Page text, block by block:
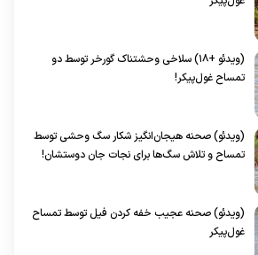
(ویدئو +۱۸) سلاخی وحشتناک گورخر توسط دو
تمساح غول‌پیکر!
(ویدئو) صحنه هیجان‌انگیز شکار سگ وحشی توسط
تمساح و تلاش سگ‌ها برای نجات جان دوستشان!
(ویدئو) صحنه عجیب خفه کردن فیل توسط تمساح
غو‌ل‌پیکر